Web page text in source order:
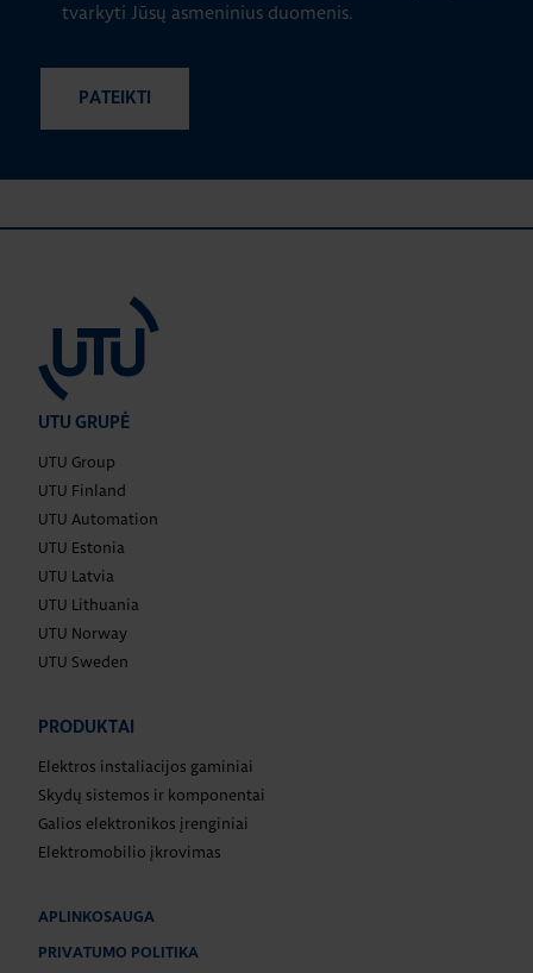
tvarkyti Jūsų asmeninius duomenis.
UTU GRUPĖ
UTU Group
UTU Finland
UTU Automation
UTU Estonia
UTU Latvia
UTU Lithuania
UTU Norway
UTU Sweden
PRODUKTAI
Elektros instaliacijos gaminiai
Skydų sistemos ir komponentai
Galios elektronikos įrenginiai
Elektromobilio įkrovimas
APLINKOSAUGA
PRIVATUMO POLITIKA